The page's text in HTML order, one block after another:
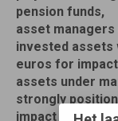
pension funds,
asset
invested assets
euros for
assets under
strongly
impact